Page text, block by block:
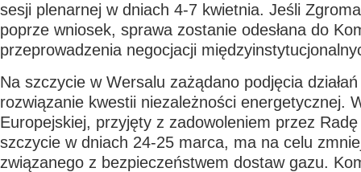
sesji plenarnej w dniach 4-7 kwietnia. Jeśli
poprze wniosek, sprawa zostanie odesłana do
przeprowadzenia negocjacji
Na szczycie w Wersalu zażądano podjęcia
rozwiązanie kwestii niezależności energetycznej.
Europejskiej, przyjęty z zadowoleniem przez
szczycie w dniach 24-25 marca, ma na celu
związanego z bezpieczeństwem dostaw gazu.